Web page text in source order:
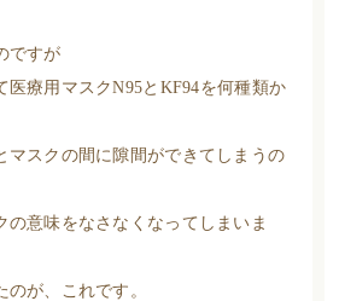
ですが
医療用マスクN95とKF94を何種類か
マスクの間に隙間ができてしまうの
の意味をなさなくなってしまいま
が、これです。